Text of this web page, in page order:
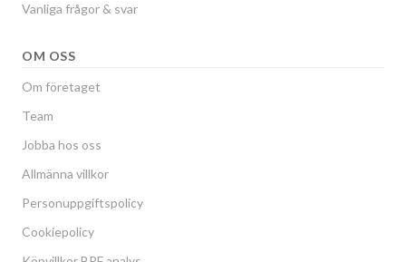
Vanliga frågor & svar
OM OSS
Om företaget
Team
Jobba hos oss
Allmänna villkor
Personuppgiftspolicy
Cookiepolicy